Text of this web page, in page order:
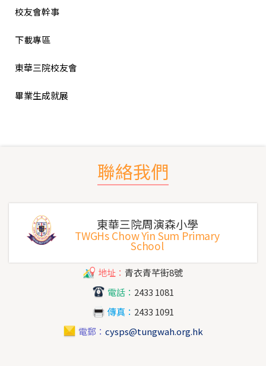
校友會幹事
下載專區
東華三院校友會
畢業生成就展
聯絡我們
東華三院周演森小學
TWGHs Chow Yin Sum Primary
School
地址： 青衣青芊街8號
電話： 2433 1081
傳真： 2433 1091
電郵： cysps@tungwah.org.hk